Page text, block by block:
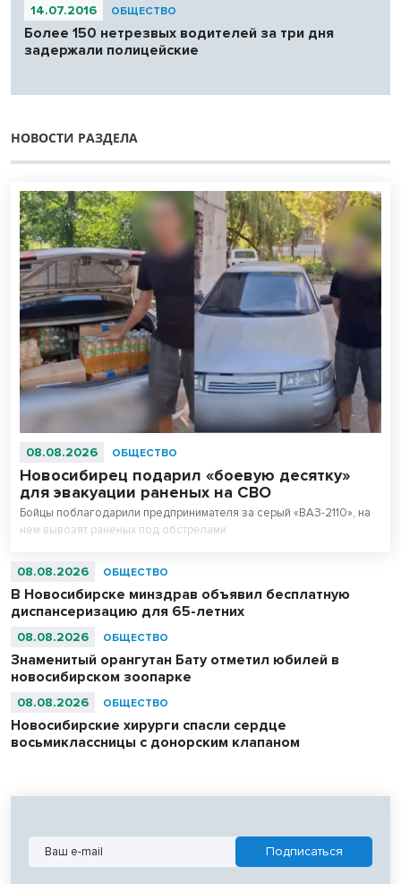
14.07.2016 ОБЩЕСТВО
Более 150 нетрезвых водителей за три дня
задержали полицейские
НОВОСТИ РАЗДЕЛА
08.08.2026 ОБЩЕСТВО
Новосибирец подарил «боевую десятку»
для эвакуации раненых на СВО
Бойцы поблагодарили предпринимателя за серый «ВАЗ-2110», на
нем вывозят раненых под обстрелами.
08.08.2026 ОБЩЕСТВО
В Новосибирске минздрав объявил бесплатную
диспансеризацию для 65-летних
08.08.2026 ОБЩЕСТВО
Знаменитый орангутан Бату отметил юбилей в
новосибирском зоопарке
08.08.2026 ОБЩЕСТВО
Новосибирские хирурги спасли сердце
восьмиклассницы с донорским клапаном